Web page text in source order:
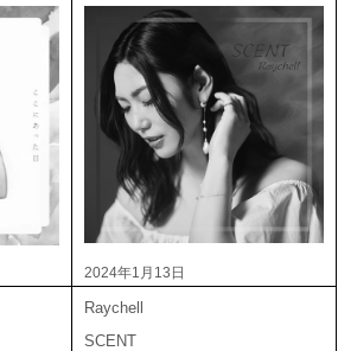
2024年1月13日
Raychell
SCENT